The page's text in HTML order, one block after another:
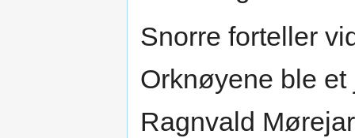
Snorre forteller
Orknøyene ble
Ragnvald